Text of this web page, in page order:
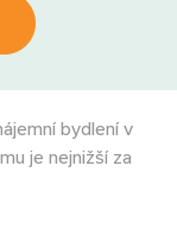
bydlení v
je nejnižší za